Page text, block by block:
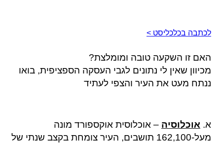
לכתבה בכלכליסט >
האם זו השקעה טובה ומומלצת?
מכיוון שאין לי נתונים לגבי העסקה הספציפית, בואו
ננתח מעט את העיר והצפי לעתיד
א. אוכלוסיה – אוכלוסית אוקספורד מונה
מעל-162,100 תושבים, העיר צומחת בקצב שנתי של